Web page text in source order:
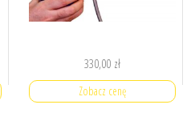
330,00 zł
Zobacz cenę